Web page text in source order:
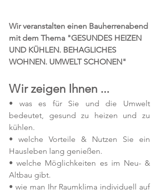
Wir veranstalten einen Bauherrenabend
mit dem Thema "GESUNDES HEIZEN
UND KÜHLEN. BEHAGLICHES
WOHNEN. UMWELT SCHONEN"
Wir zeigen Ihnen ...
• was es für Sie und die Umwelt
bedeutet, gesund zu heizen und zu
kühlen.
• welche Vorteile & Nutzen Sie ein
Hausleben lang genießen.
• welche Möglichkeiten es im Neu- &
Altbau gibt.
• wie man Ihr Raumklima individuell auf